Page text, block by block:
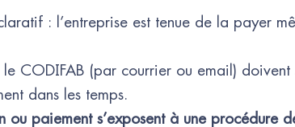
: l’entreprise est tenue de la payer
CODIFAB (par courrier ou email)
dans les temps.
ou paiement s’exposent à une procédure